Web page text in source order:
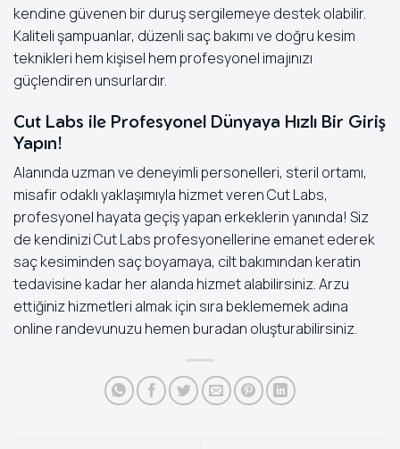
kendine güvenen bir duruş sergilemeye destek olabilir.
Kaliteli şampuanlar, düzenli saç bakımı ve doğru kesim
teknikleri hem kişisel hem profesyonel imajınızı
güçlendiren unsurlardır.
Cut Labs ile Profesyonel Dünyaya Hızlı Bir Giriş
Yapın!
Alanında uzman ve deneyimli personelleri, steril ortamı,
misafir odaklı yaklaşımıyla hizmet veren Cut Labs,
profesyonel hayata geçiş yapan erkeklerin yanında! Siz
de kendinizi Cut Labs profesyonellerine emanet ederek
saç kesiminden saç boyamaya, cilt bakımından keratin
tedavisine kadar her alanda hizmet alabilirsiniz. Arzu
ettiğiniz hizmetleri almak için sıra beklememek adına
online randevunuzu hemen buradan oluşturabilirsiniz.